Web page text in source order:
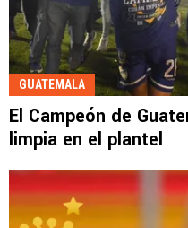
GUATEMALA
El Campeón de
limpia en el plantel